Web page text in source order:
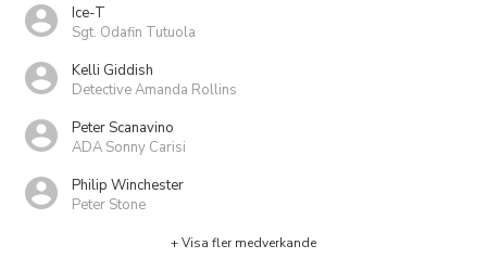
Ice-T
Sgt. Odafin Tutuola
Kelli Giddish
Detective Amanda Rollins
Peter Scanavino
ADA Sonny Carisi
Philip Winchester
Peter Stone
+ Visa fler medverkande